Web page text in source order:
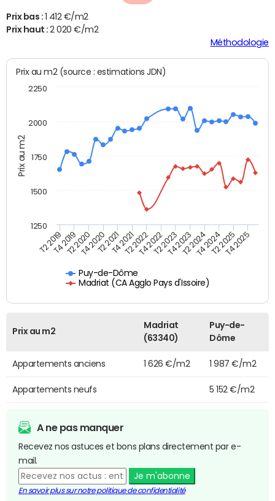
Prix bas : 1 412 €/m2
Prix haut :2 020 €/m2
Méthodologie
Prix au m2
Prix au m2 (source : estimations JDN)
Puy-de-Dôme
Madriat (CA Agglo Pays d'Issoire)
T2 2019T4 2019T2 2020T4 2020T2 2021T4 2021T2 2022T4 2022T2 2023T4 2023T2 2024T4 2024T2 2025T4 2025
1250
1500
1750
2000
2250
Prix au m2
Madriat
(63340)
Puy-de-
Dôme
Appartements anciens 1 626 €/m2 1 987 €/m2
Appartements neufs 5 152 €/m2
A ne pas manquer
Recevez nos astuces et bons plans directement par e-
mail.
Je m'abonne
En savoir plus sur notre politique de confidentialité